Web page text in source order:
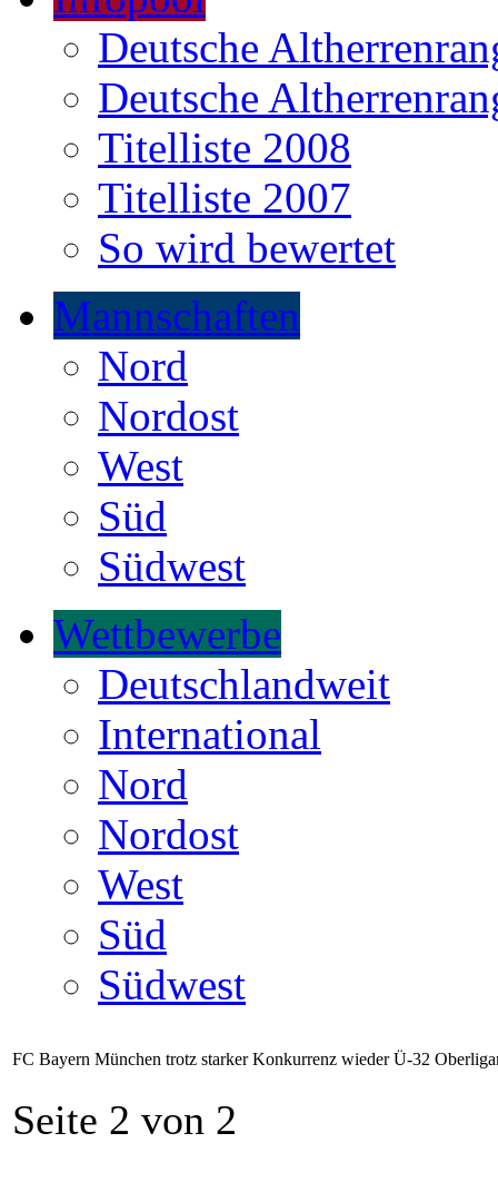
Deutsche
Deutsche
Titelliste 2008
Titelliste 2007
So wird bewertet
Mannschaften
Nord
Nordost
West
Süd
Südwest
Wettbewerbe
Deutschlandweit
International
Nord
Nordost
West
Süd
Südwest
FC Bayern München trotz starker Konkurrenz wieder Ü-32
Seite 2 von 2